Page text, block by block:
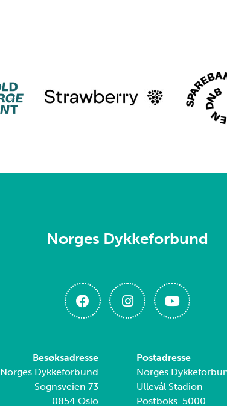
Norges Dykkeforbund
Besøksadresse
Norges Dykkeforbund
Sognsveien 73
0854 Oslo
Postadresse
Norges
Ullevål Stadion
Postboks 5000